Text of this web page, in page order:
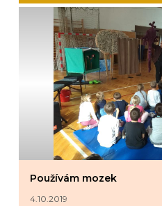
Používám mozek
4.10.2019